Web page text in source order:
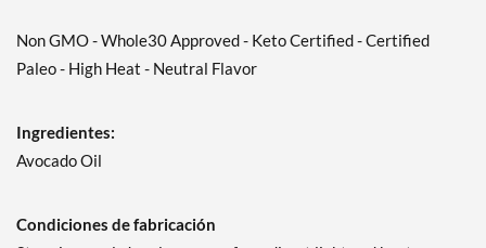
Non GMO - Whole30 Approved - Keto Certified - Certified
Paleo - High Heat - Neutral Flavor
Ingredientes:
Avocado Oil
Condiciones de fabricación